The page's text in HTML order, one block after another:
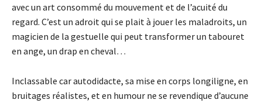
avec un art consommé du mouvement et de l’acuité du
regard. C’est un adroit qui se plait à jouer les maladroits, un
magicien de la gestuelle qui peut transformer un tabouret
en ange, un drap en cheval…
Inclassable car autodidacte, sa mise en corps longiligne, en
bruitages réalistes, et en humour ne se revendique d’aucune